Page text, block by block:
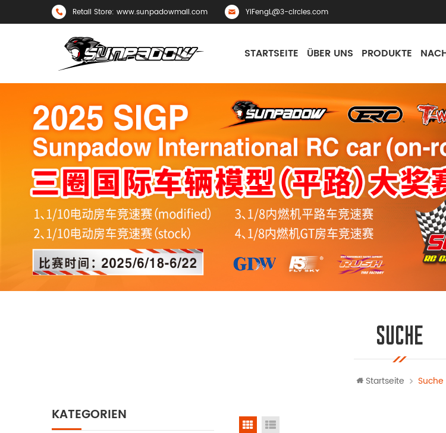
Retail Store: www.sunpadowmall.com YiFengL@3-circles.com
STARTSEITE ÜBER UNS PRODUKTE
SUCHE
Startseite Suche
KATEGORIEN
Rasteransicht